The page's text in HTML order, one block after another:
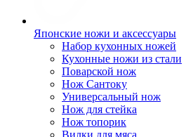
Японские ножи и аксессуары
Набор кухонных ножей
Кухонные ножи из стали
Поварской нож
Нож Сантоку
Универсальный нож
Нож для стейка
Нож топорик
Вилки для мяса